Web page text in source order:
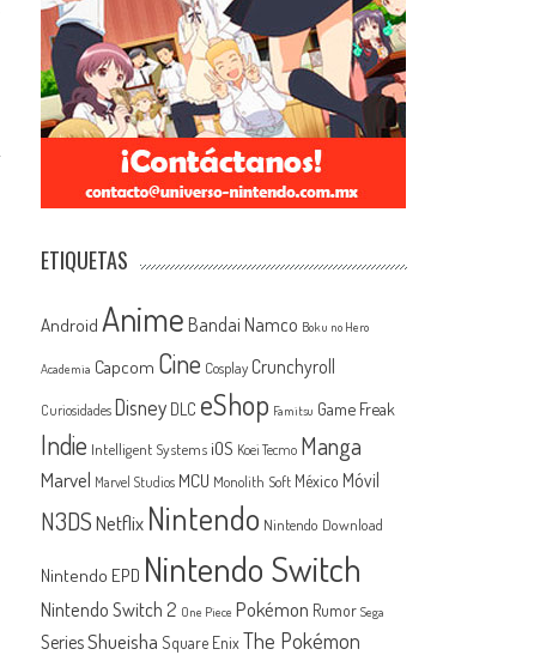
ETIQUETAS
Android Anime Bandai Namco Boku no Hero
Academia Capcom Cine Cosplay Crunchyroll
Curiosidades Disney DLC eShop Famitsu Game Freak
Indie Intelligent Systems iOS Koei Tecmo Manga
Marvel Marvel Studios MCU Monolith Soft México Móvil
N3DSNetflix Nintendo Nintendo Download
Nintendo EPD Nintendo Switch
Nintendo Switch 2 One Piece Pokémon Rumor Sega
SeriesShueisha Square EnixThe Pokémon